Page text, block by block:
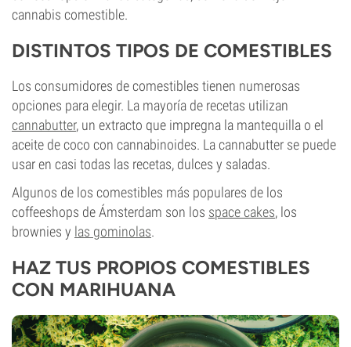
cannabis comestible.
DISTINTOS TIPOS DE COMESTIBLES
Los consumidores de comestibles tienen numerosas
opciones para elegir. La mayoría de recetas utilizan
cannabutter, un extracto que impregna la mantequilla o el
aceite de coco con cannabinoides. La cannabutter se puede
usar en casi todas las recetas, dulces y saladas.
Algunos de los comestibles más populares de los
coffeeshops de Ámsterdam son los space cakes, los
brownies y las gominolas.
HAZ TUS PROPIOS COMESTIBLES
CON MARIHUANA